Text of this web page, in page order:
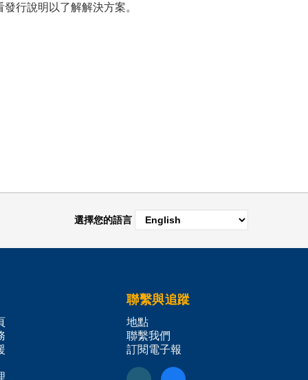
行說明以了解解決方案。
選擇您的語言
聯繫與追蹤
地點
聯繫我們
訂閱電子報